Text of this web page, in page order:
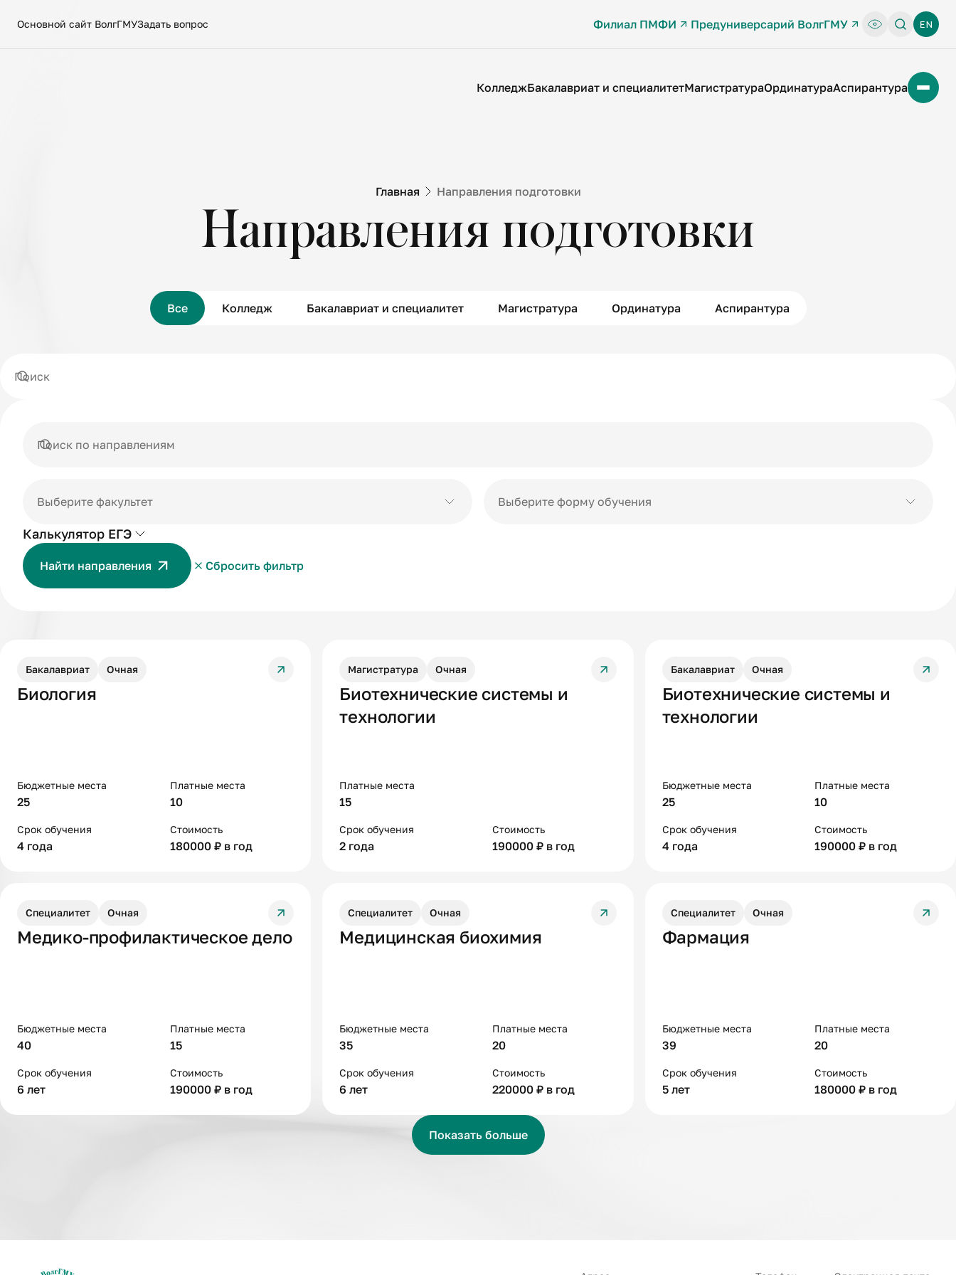
Основной сайт ВолгГМУЗадать вопрос Филиал ПМФИ Предуниверсарий ВолгГМУ
КолледжБакалавриат и специалитетМагистратураОрдинатураАспирантура
Главная Направления подготовки
Направления подготовки
Все Колледж Бакалавриат и специалитет Магистратура Ординатура Аспирантура
Калькулятор ЕГЭ
Найти направления Сбросить фильтр
Бакалавриат Очная
Биология
Бюджетные места
25
Платные места
10
Срок обучения
4 года
Стоимость
180000 ₽ в год
Магистратура Очная
Биотехнические системы и
технологии
Платные места
15
Срок обучения
2 года
Стоимость
190000 ₽ в год
Бакалавриат Очная
Биотехнические системы и
технологии
Бюджетные места
25
Платные места
10
Срок обучения
4 года
Стоимость
190000 ₽ в год
Специалитет Очная
Медико-профилактическое дело
Бюджетные места
40
Платные места
15
Срок обучения
6 лет
Стоимость
190000 ₽ в год
Специалитет Очная
Медицинская биохимия
Бюджетные места
35
Платные места
20
Срок обучения
6 лет
Стоимость
220000 ₽ в год
Специалитет Очная
Фармация
Бюджетные места
39
Платные места
20
Срок обучения
5 лет
Стоимость
180000 ₽ в год
Показать больше